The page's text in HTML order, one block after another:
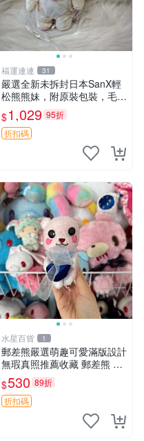
福運連連 31
嚴選全新未拆封日本SanX輕
松熊熊妹，附原裝包裝，毛絨
質地極佳，細膩可愛，推薦收
藏兼送禮，適合女性好友或家
人，限量釋出。鬆熊、熊玩
$1,029 95折
折扣碼
水星百貨 1
郵差熊嚴選萌趣可愛滿版設計
無瑕真照推薦收藏 郵差熊 熊
抱枕 紅薯啵啵間
$530 89折
折扣碼